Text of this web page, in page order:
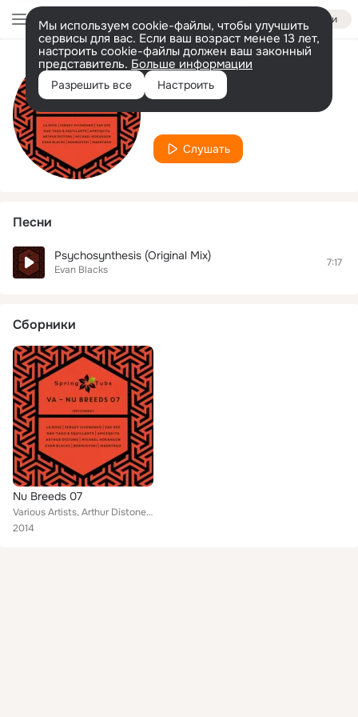
Войти
Мы используем cookie-файлы, чтобы улучшить
сервисы для вас. Если ваш возраст менее 13 лет,
настроить cookie-файлы должен ваш законный
представитель. Больше информации
Разрешить все Настроить
Исполнитель
Evan Blacks
Слушать
Песни
Psychosynthesis (Original Mix)
Evan Blacks
7:17
Сборники
Nu Breeds 07
Various Artists, Arthur Distone, Bornjevski, Nae-Tago, Evan Blacks, Maentrao, Amezquita, Michael Hokanson, Zak Gee, La Rose, Ser...
2014